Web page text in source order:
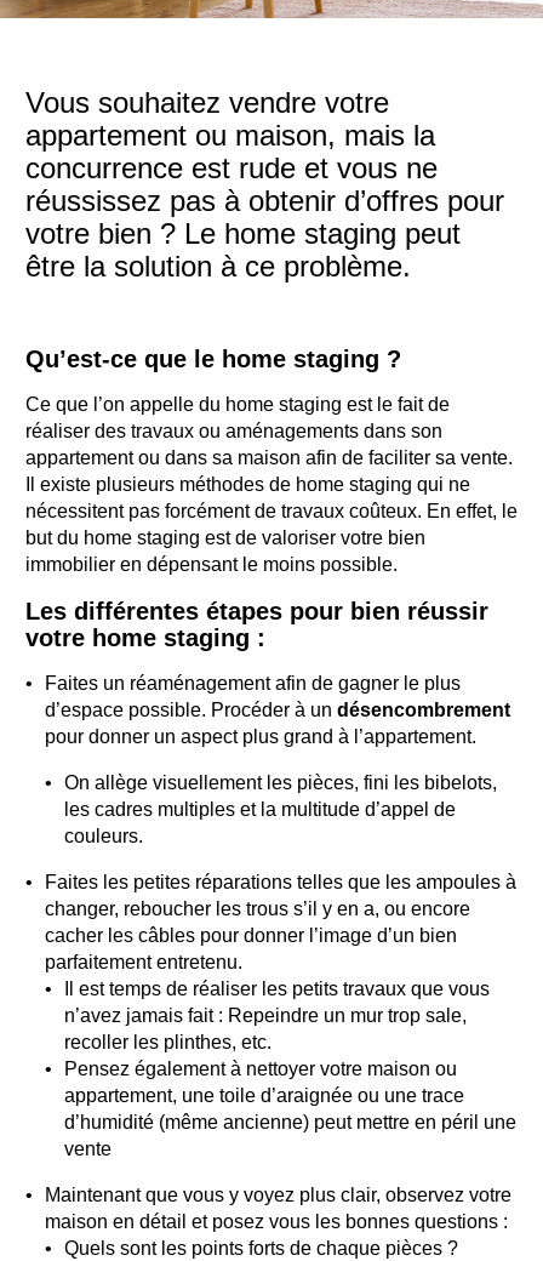
Vous souhaitez vendre votre
appartement ou maison, mais la
concurrence est rude et vous ne
réussissez pas à obtenir d’offres pour
votre bien ? Le home staging peut
être la solution à ce problème.
Qu’est-ce que le home staging ?
Ce que l’on appelle du home staging est le fait de
réaliser des travaux ou aménagements dans son
appartement ou dans sa maison afin de faciliter sa vente.
Il existe plusieurs méthodes de home staging qui ne
nécessitent pas forcément de travaux coûteux. En effet, le
but du home staging est de valoriser votre bien
immobilier en dépensant le moins possible.
Les différentes étapes pour bien réussir
votre home staging :
Faites un réaménagement afin de gagner le plus
d’espace possible. Procéder à un désencombrement
pour donner un aspect plus grand à l’appartement.
On allège visuellement les pièces, fini les bibelots,
les cadres multiples et la multitude d’appel de
couleurs.
Faites les petites réparations telles que les ampoules à
changer, reboucher les trous s’il y en a, ou encore
cacher les câbles pour donner l’image d’un bien
parfaitement entretenu.
Il est temps de réaliser les petits travaux que vous
n’avez jamais fait : Repeindre un mur trop sale,
recoller les plinthes, etc.
Pensez également à nettoyer votre maison ou
appartement, une toile d’araignée ou une trace
d’humidité (même ancienne) peut mettre en péril une
vente
Maintenant que vous y voyez plus clair, observez votre
maison en détail et posez vous les bonnes questions :
Quels sont les points forts de chaque pièces ?